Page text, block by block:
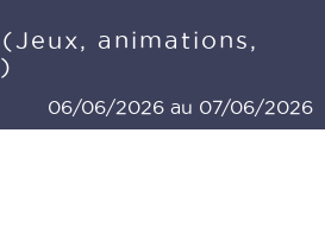
animations,
06/06/2026 au 07/06/2026